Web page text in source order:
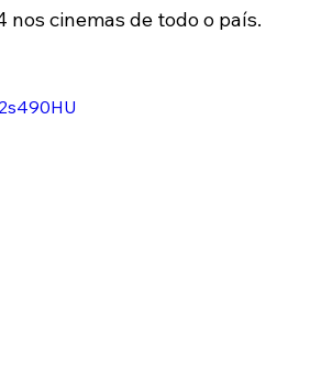
cinemas de todo o país.